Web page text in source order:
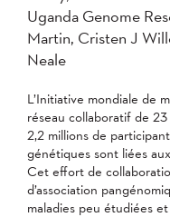
Uganda Genome
Martin, Cristen J
Neale
L’Initiative mondiale de
réseau collaboratif de
2,2 millions de
génétiques sont liées
Cet effort de
d’association
maladies peu étudiées